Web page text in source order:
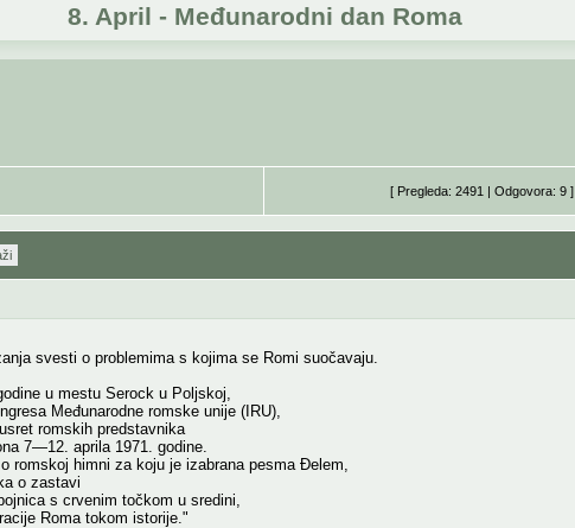
8. April - Međunarodni dan Roma
[ Pregleda: 2491 | Odgovora: 9 ]
svesti o problemima s kojima se Romi suočavaju.
u mestu Serock u Poljskoj,
Međunarodne romske unije (IRU),
romskih predstavnika
7—12. aprila 1971. godine.
romskoj himni za koju je izabrana pesma Đelem,
o zastavi
s crvenim točkom u sredini,
Roma tokom istorije."